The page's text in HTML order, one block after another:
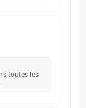
toutes les